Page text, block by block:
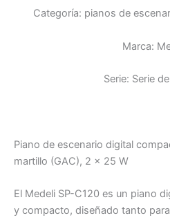
Categoría: pianos de
Marca:
Serie: Serie
Piano de escenario digital
martillo (GAC), 2 x 25 W
El Medeli SP-C120 es un piano
y compacto, diseñado tanto